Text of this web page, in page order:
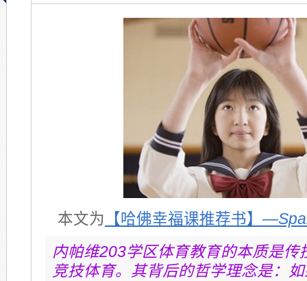
本文为 【哈佛幸福课推荐书】—
内帕维203学区体育教育的本质是传
竞技体育。其背后的哲学理念是：